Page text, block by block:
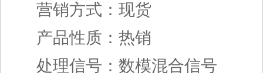
营销方式：现货
产品性质：热销
处理信号：数模混合信号